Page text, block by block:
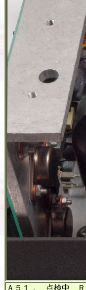
Ａ５１． 点検中